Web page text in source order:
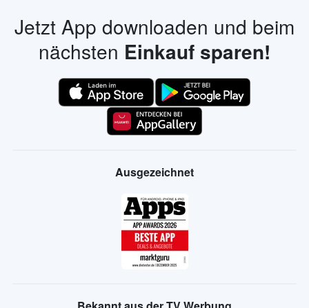
Jetzt App downloaden und beim
nächsten Einkauf sparen!
Ausgezeichnet